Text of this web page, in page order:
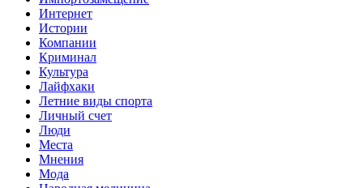
Интернет
Истории
Компании
Криминал
Культура
Лайфхаки
Летние виды спорта
Личный счет
Люди
Места
Мнения
Мода